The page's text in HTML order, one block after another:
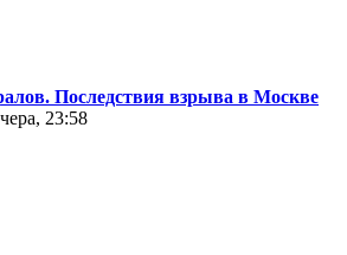
Последствия взрыва в Москве
23:58